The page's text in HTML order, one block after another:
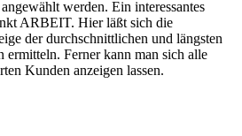
werden. Ein interessantes
ARBEIT. Hier läßt sich die
der durchschnittlichen und längsten
ermitteln. Ferner kann man sich alle
Kunden anzeigen lassen.